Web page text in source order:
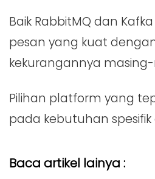
Baik RabbitMQ dan
pesan yang kuat
kekurangannya
Pilihan platform yang
pada kebutuhan spesifik
Baca artikel lainya :